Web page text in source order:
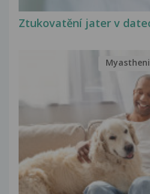
Ztukovatění jater v